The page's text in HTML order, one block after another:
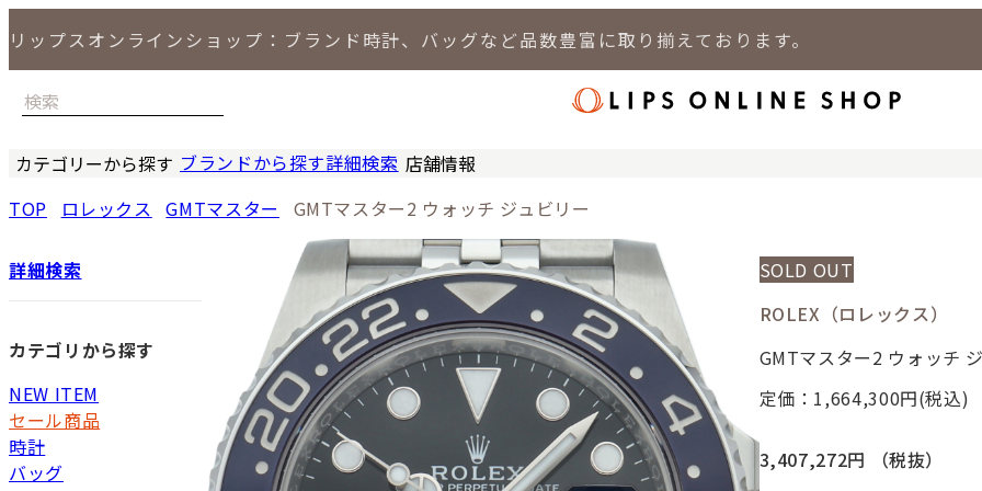
リップスオンラインショップ：ブランド時計、バッグなど品数豊富に取り揃えております。
カテゴリーから探す ブランドから探す詳細検索 店舗情報
TOP ロレックス GMTマスター GMTマスター2 ウォッチ ジュビリー
詳細検索
カテゴリから探す
NEW ITEM
セール商品
時計
バッグ
SOLD OUT
ROLEX（ロレックス）
GMTマスター2 ウォッチ
定価：1,664,300円(税込)
3,407,272円
（税抜）